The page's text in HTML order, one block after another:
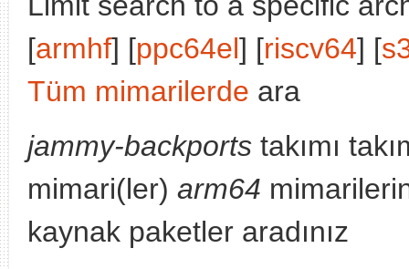
[armhf] [ppc64el] [riscv64] [
Tüm mimarilerde ara
jammy-backports takımı
mimari(ler) arm64
kaynak paketler aradınız